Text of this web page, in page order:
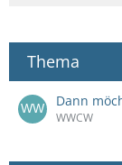
Thema
Dann
WWCW